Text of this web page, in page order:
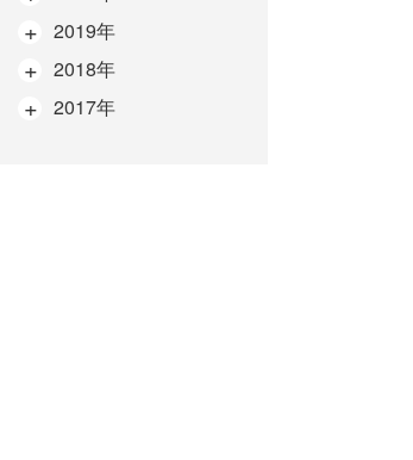
2019年
2018年
2017年